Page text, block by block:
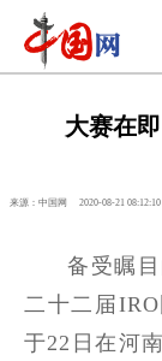
大赛在
来源：中国网 2020-08-21 08:12:10
备受瞩
二十二届
于22日在河